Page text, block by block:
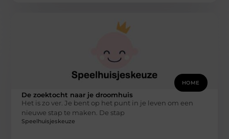
HOME
De zoektocht naar je droomhuis
Het is zo ver. Je bent op het punt in je leven om een
nieuwe stap te maken. De stap
Speelhuisjeskeuze